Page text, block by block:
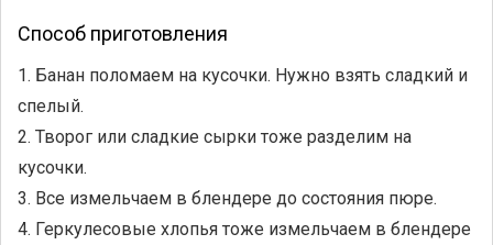
Способ приготовления
1. Банан поломаем на кусочки. Нужно взять сладкий и
спелый.
2. Творог или сладкие сырки тоже разделим на
кусочки.
3. Все измельчаем в блендере до состояния пюре.
4. Геркулесовые хлопья тоже измельчаем в блендере